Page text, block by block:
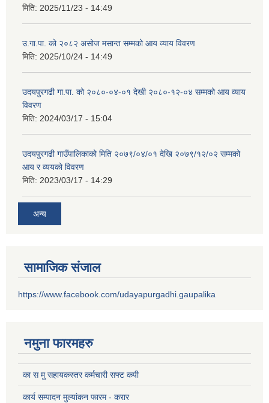
मिति: 2025/11/23 - 14:49
उ.गा.पा. को २०८२ असोज मसान्त सम्मको आय व्याय विवरण
मिति: 2025/10/24 - 14:49
उदयपुरगढी गा.पा. को २०८०-०४-०१ देखी २०८०-१२-०४ सम्मको आय व्याय
विवरण
मिति: 2024/03/17 - 15:04
उदयपुरगढी गाउँपालिकाको मिति २०७९/०४/०१ देखि २०७९/१२/०२ सम्मको
आय र व्ययको विवरण
मिति: 2023/03/17 - 14:29
अन्य
सामाजिक संजाल
https://www.facebook.com/udayapurgadhi.gaupalika
नमुना फारमहरु
का स मु सहायकस्तर कर्मचारी सफ्ट कपी
कार्य सम्पादन मुल्यांकन फारम - करार